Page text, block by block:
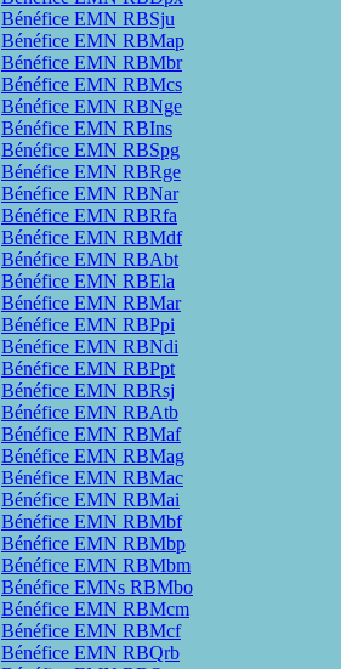
Bénéfice EMN RBSju
Bénéfice EMN RBMap
Bénéfice EMN RBMbr
Bénéfice EMN RBMcs
Bénéfice EMN RBNge
Bénéfice EMN RBIns
Bénéfice EMN RBSpg
Bénéfice EMN RBRge
Bénéfice EMN RBNar
Bénéfice EMN RBRfa
Bénéfice EMN RBMdf
Bénéfice EMN RBAbt
Bénéfice EMN RBEla
Bénéfice EMN RBMar
Bénéfice EMN RBPpi
Bénéfice EMN RBNdi
Bénéfice EMN RBPpt
Bénéfice EMN RBRsj
Bénéfice EMN RBAtb
Bénéfice EMN RBMaf
Bénéfice EMN RBMag
Bénéfice EMN RBMac
Bénéfice EMN RBMai
Bénéfice EMN RBMbf
Bénéfice EMN RBMbp
Bénéfice EMN RBMbm
Bénéfice EMNs RBMbo
Bénéfice EMN RBMcm
Bénéfice EMN RBMcf
Bénéfice EMN RBQrb